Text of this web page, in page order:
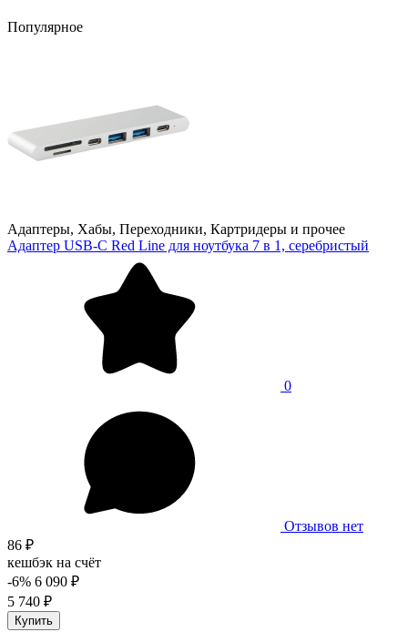
Популярное
Адаптеры, Хабы, Переходники, Картридеры и прочее
Адаптер USB-C Red Line для ноутбука 7 в 1, серебристый
0
Отзывов нет
86 ₽
кешбэк на счёт
-6% 6 090 ₽
5 740 ₽
Купить